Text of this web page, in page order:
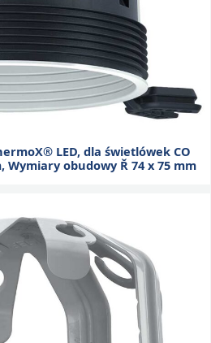
LED, dla świetlówek CO
Wymiary obudowy Ř 74 x 75 mm